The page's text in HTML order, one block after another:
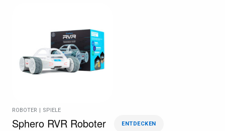
ROBOTER | SPIELE
Sphero RVR Roboter ENTDECKEN